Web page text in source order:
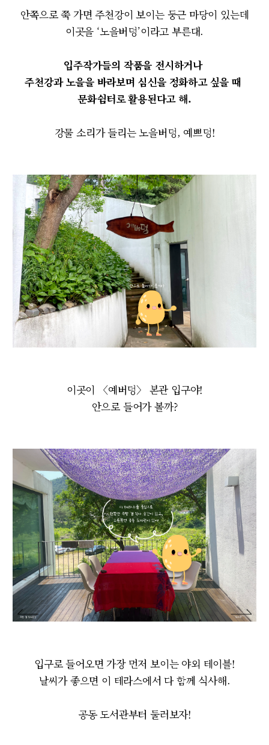
안쪽으로 쭉 가면 주천강이 보이는 둥근 마당이 있는데
이곳을 ‘노을버덩’이라고 부른대.
입주작가들의 작품을 전시하거나
주천강과 노을을 바라보며 심신을 정화하고 싶을 때
문화쉼터로 활용된다고 해.
강물 소리가 들리는 노을버덩, 예쁘덩!
이곳이 〈예버덩〉 본관 입구야!
안으로 들어가 볼까?
입구로 들어오면 가장 먼저 보이는 야외 테이블!
날씨가 좋으면 이 테라스에서 다 함께 식사해.
공동 도서관부터 둘러보자!